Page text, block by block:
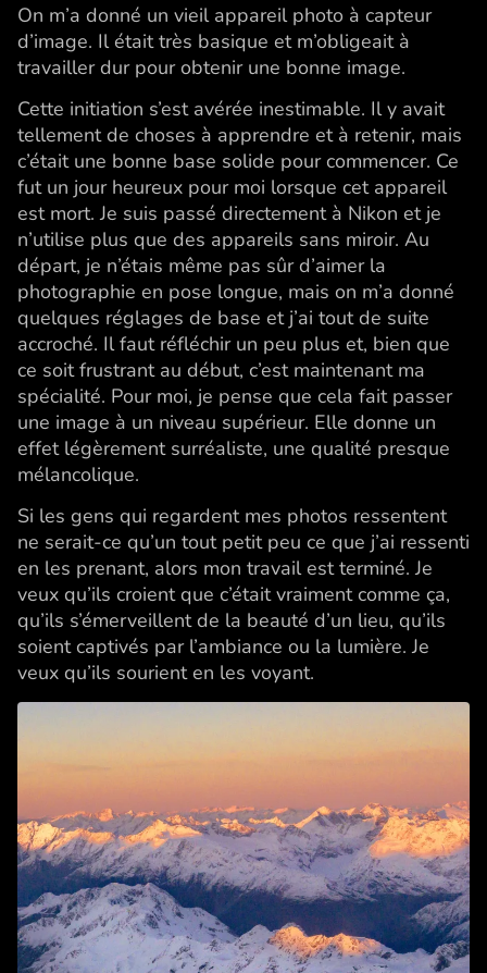
On m’a donné un vieil appareil photo à capteur
d’image. Il était très basique et m’obligeait à
travailler dur pour obtenir une bonne image.
Cette initiation s’est avérée inestimable. Il y avait
tellement de choses à apprendre et à retenir, mais
c’était une bonne base solide pour commencer. Ce
fut un jour heureux pour moi lorsque cet appareil
est mort. Je suis passé directement à Nikon et je
n’utilise plus que des appareils sans miroir. Au
départ, je n’étais même pas sûr d’aimer la
photographie en pose longue, mais on m’a donné
quelques réglages de base et j’ai tout de suite
accroché. Il faut réfléchir un peu plus et, bien que
ce soit frustrant au début, c’est maintenant ma
spécialité. Pour moi, je pense que cela fait passer
une image à un niveau supérieur. Elle donne un
effet légèrement surréaliste, une qualité presque
mélancolique.
Si les gens qui regardent mes photos ressentent
ne serait-ce qu’un tout petit peu ce que j’ai ressenti
en les prenant, alors mon travail est terminé. Je
veux qu’ils croient que c’était vraiment comme ça,
qu’ils s’émerveillent de la beauté d’un lieu, qu’ils
soient captivés par l’ambiance ou la lumière. Je
veux qu’ils sourient en les voyant.